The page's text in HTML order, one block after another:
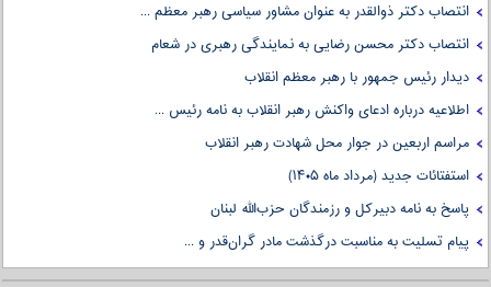
انتصاب دکتر ذوالقدر به عنوان مشاور سیاسی رهبر معظم ...
انتصاب دکتر محسن رضایی به نمایندگی رهبری در شعام
دیدار رئیس جمهور با رهبر معظم انقلاب
اطلاعیه درباره ادعای واکنش رهبر انقلاب به نامه رئیس ...
مراسم اربعین در جوار محل شهادت رهبر انقلاب
استفتائات جدید (مرداد ماه ۱۴۰۵)
پاسخ به نامه دبیرکل و رزمندگان حزب‌الله لبنان
پیام تسلیت به مناسبت درگذشت مادر گران‌قدر و ...